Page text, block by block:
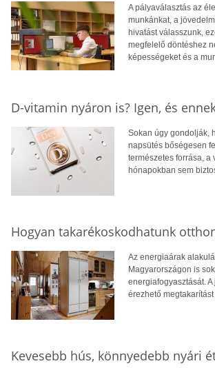
A pályaválasztás az
munkánkat, a
hivatást válasszunk,
megfelelő döntéshez
képességeket és a
D-vitamin nyáron is? Igen, és
Sokan úgy gondolják,
napsütés bőségesen
természetes forrása, a
hónapokban sem
Hogyan takarékoskodhatunk
Az energiaárak
Magyarországon is
energiafogyasztását.
érezhető
Kevesebb hús, könnyedebb nyári